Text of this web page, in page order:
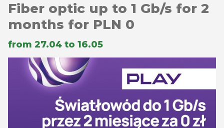
Fiber optic up to 1 Gb/s for 2
months for PLN 0
from 27.04 to 16.05